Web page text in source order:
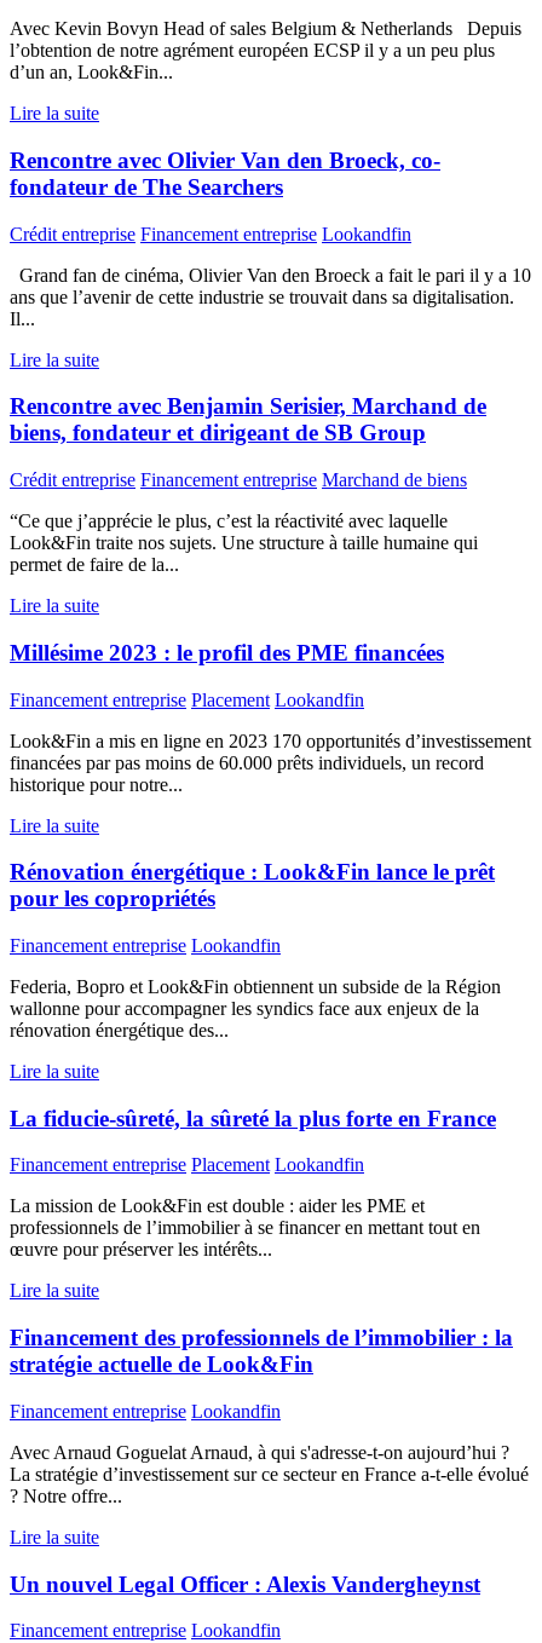
Avec Kevin Bovyn Head of sales Belgium & Netherlands Depuis
l’obtention de notre agrément européen ECSP il y a un peu plus
d’un an, Look&Fin...
Lire la suite
Rencontre avec Olivier Van den Broeck, co-
fondateur de The Searchers
Crédit entreprise Financement entreprise Lookandfin
Grand fan de cinéma, Olivier Van den Broeck a fait le pari il y a 10
ans que l’avenir de cette industrie se trouvait dans sa digitalisation.
Il...
Lire la suite
Rencontre avec Benjamin Serisier, Marchand de
biens, fondateur et dirigeant de SB Group
Crédit entreprise Financement entreprise Marchand de biens
“Ce que j’apprécie le plus, c’est la réactivité avec laquelle
Look&Fin traite nos sujets. Une structure à taille humaine qui
permet de faire de la...
Lire la suite
Millésime 2023 : le profil des PME financées
Financement entreprise Placement Lookandfin
Look&Fin a mis en ligne en 2023 170 opportunités d’investissement
financées par pas moins de 60.000 prêts individuels, un record
historique pour notre...
Lire la suite
Rénovation énergétique : Look&Fin lance le prêt
pour les copropriétés
Financement entreprise Lookandfin
Federia, Bopro et Look&Fin obtiennent un subside de la Région
wallonne pour accompagner les syndics face aux enjeux de la
rénovation énergétique des...
Lire la suite
La fiducie-sûreté, la sûreté la plus forte en France
Financement entreprise Placement Lookandfin
La mission de Look&Fin est double : aider les PME et
professionnels de l’immobilier à se financer en mettant tout en
œuvre pour préserver les intérêts...
Lire la suite
Financement des professionnels de l’immobilier : la
stratégie actuelle de Look&Fin
Financement entreprise Lookandfin
Avec Arnaud Goguelat Arnaud, à qui s'adresse-t-on aujourd’hui ?
La stratégie d’investissement sur ce secteur en France a-t-elle évolué
? Notre offre...
Lire la suite
Un nouvel Legal Officer : Alexis Vandergheynst
Financement entreprise Lookandfin